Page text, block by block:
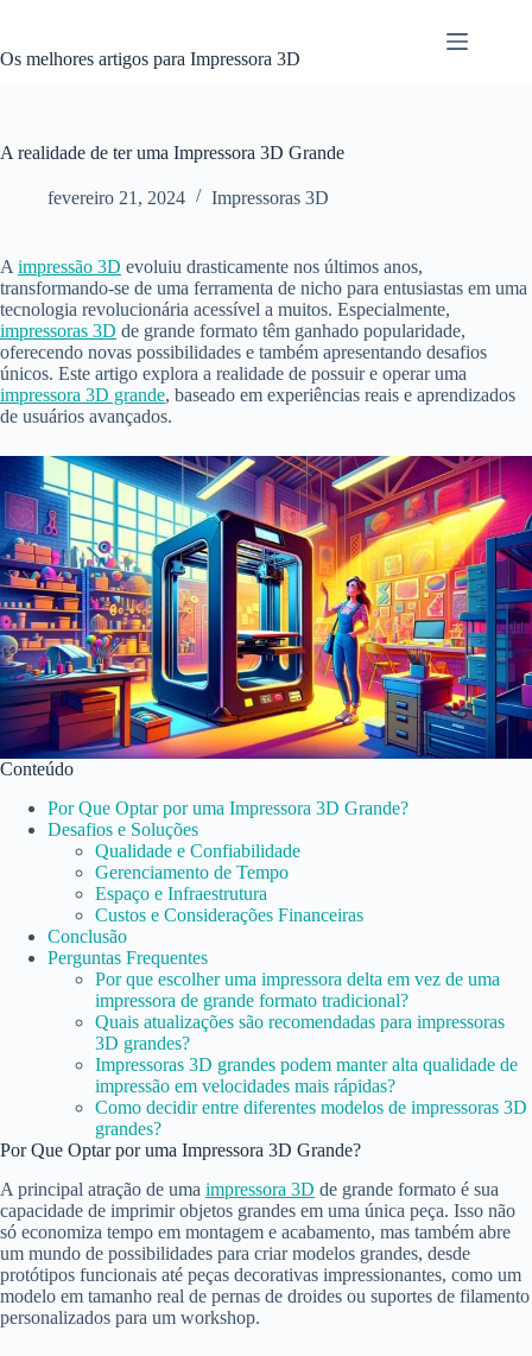
o
Os melhores artigos para Impressora 3D
A realidade de ter uma Impressora 3D Grande
fevereiro 21, 2024 Impressoras 3D
A impressão 3D evoluiu drasticamente nos últimos anos,
transformando-se de uma ferramenta de nicho para entusiastas em uma
tecnologia revolucionária acessível a muitos. Especialmente,
impressoras 3D de grande formato têm ganhado popularidade,
oferecendo novas possibilidades e também apresentando desafios
únicos. Este artigo explora a realidade de possuir e operar uma
impressora 3D grande, baseado em experiências reais e aprendizados
de usuários avançados.
Conteúdo
Por Que Optar por uma Impressora 3D Grande?
Desafios e Soluções
Qualidade e Confiabilidade
Gerenciamento de Tempo
Espaço e Infraestrutura
Custos e Considerações Financeiras
Conclusão
Perguntas Frequentes
Por que escolher uma impressora delta em vez de uma
impressora de grande formato tradicional?
Quais atualizações são recomendadas para impressoras
3D grandes?
Impressoras 3D grandes podem manter alta qualidade de
impressão em velocidades mais rápidas?
Como decidir entre diferentes modelos de impressoras 3D
grandes?
Por Que Optar por uma Impressora 3D Grande?
A principal atração de uma impressora 3D de grande formato é sua
capacidade de imprimir objetos grandes em uma única peça. Isso não
só economiza tempo em montagem e acabamento, mas também abre
um mundo de possibilidades para criar modelos grandes, desde
protótipos funcionais até peças decorativas impressionantes, como um
modelo em tamanho real de pernas de droides ou suportes de filamento
personalizados para um workshop.